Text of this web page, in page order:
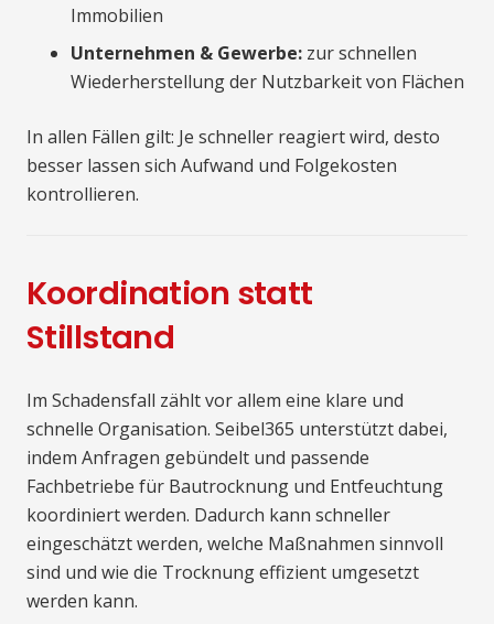
Immobilien
Unternehmen & Gewerbe: zur schnellen
Wiederherstellung der Nutzbarkeit von Flächen
In allen Fällen gilt: Je schneller reagiert wird, desto
besser lassen sich Aufwand und Folgekosten
kontrollieren.
Koordination statt
Stillstand
Im Schadensfall zählt vor allem eine klare und
schnelle Organisation. Seibel365 unterstützt dabei,
indem Anfragen gebündelt und passende
Fachbetriebe für Bautrocknung und Entfeuchtung
koordiniert werden. Dadurch kann schneller
eingeschätzt werden, welche Maßnahmen sinnvoll
sind und wie die Trocknung effizient umgesetzt
werden kann.